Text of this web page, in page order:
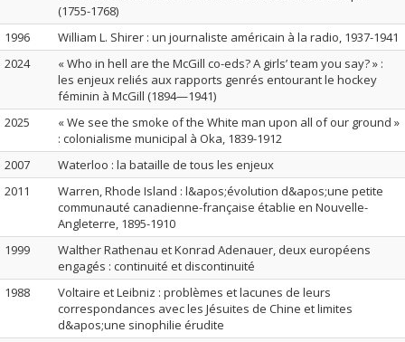
(1755-1768)
1996
William L. Shirer : un journaliste américain à la radio, 1937-1941
2024
« Who in hell are the McGill co-eds? A girls’ team you say? » :
les enjeux reliés aux rapports genrés entourant le hockey
féminin à McGill (1894—1941)
2025
« We see the smoke of the White man upon all of our ground »
: colonialisme municipal à Oka, 1839-1912
2007
Waterloo : la bataille de tous les enjeux
2011
Warren, Rhode Island : l&apos;évolution d&apos;une petite
communauté canadienne-française établie en Nouvelle-
Angleterre, 1895-1910
1999
Walther Rathenau et Konrad Adenauer, deux européens
engagés : continuité et discontinuité
1988
Voltaire et Leibniz : problèmes et lacunes de leurs
correspondances avec les Jésuites de Chine et limites
d&apos;une sinophilie érudite